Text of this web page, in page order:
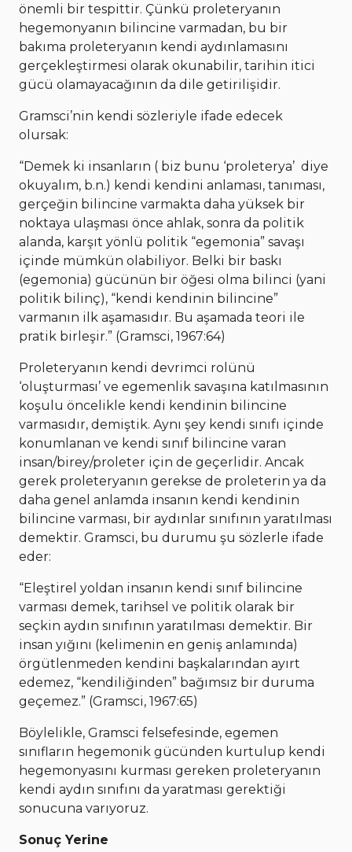
önemli bir tespittir. Çünkü proleteryanın
hegemonyanın bilincine varmadan, bu bir
bakıma proleteryanın kendi aydınlamasını
gerçekleştirmesi olarak okunabilir, tarihin itici
gücü olamayacağının da dile getirilişidir.
Gramsci’nin kendi sözleriyle ifade edecek
olursak:
“Demek ki insanların ( biz bunu ‘proleterya’ diye
okuyalım, b.n.) kendi kendini anlaması, tanıması,
gerçeğin bilincine varmakta daha yüksek bir
noktaya ulaşması önce ahlak, sonra da politik
alanda, karşıt yönlü politik “egemonia” savaşı
içinde mümkün olabiliyor. Belki bir baskı
(egemonia) gücünün bir öğesi olma bilinci (yani
politik bilinç), “kendi kendinin bilincine”
varmanın ilk aşamasıdır. Bu aşamada teori ile
pratik birleşir.” (Gramsci, 1967:64)
Proleteryanın kendi devrimci rolünü
‘oluşturması’ ve egemenlik savaşına katılmasının
koşulu öncelikle kendi kendinin bilincine
varmasıdır, demiştik. Aynı şey kendi sınıfı içinde
konumlanan ve kendi sınıf bilincine varan
insan/birey/proleter için de geçerlidir. Ancak
gerek proleteryanın gerekse de proleterin ya da
daha genel anlamda insanın kendi kendinin
bilincine varması, bir aydınlar sınıfının yaratılması
demektir. Gramsci, bu durumu şu sözlerle ifade
eder:
“Eleştirel yoldan insanın kendi sınıf bilincine
varması demek, tarihsel ve politik olarak bir
seçkin aydın sınıfının yaratılması demektir. Bir
insan yığını (kelimenin en geniş anlamında)
örgütlenmeden kendini başkalarından ayırt
edemez, “kendiliğinden” bağımsız bir duruma
geçemez.” (Gramsci, 1967:65)
Böylelikle, Gramsci felsefesinde, egemen
sınıfların hegemonik gücünden kurtulup kendi
hegemonyasını kurması gereken proleteryanın
kendi aydın sınıfını da yaratması gerektiği
sonucuna varıyoruz.
Sonuç Yerine